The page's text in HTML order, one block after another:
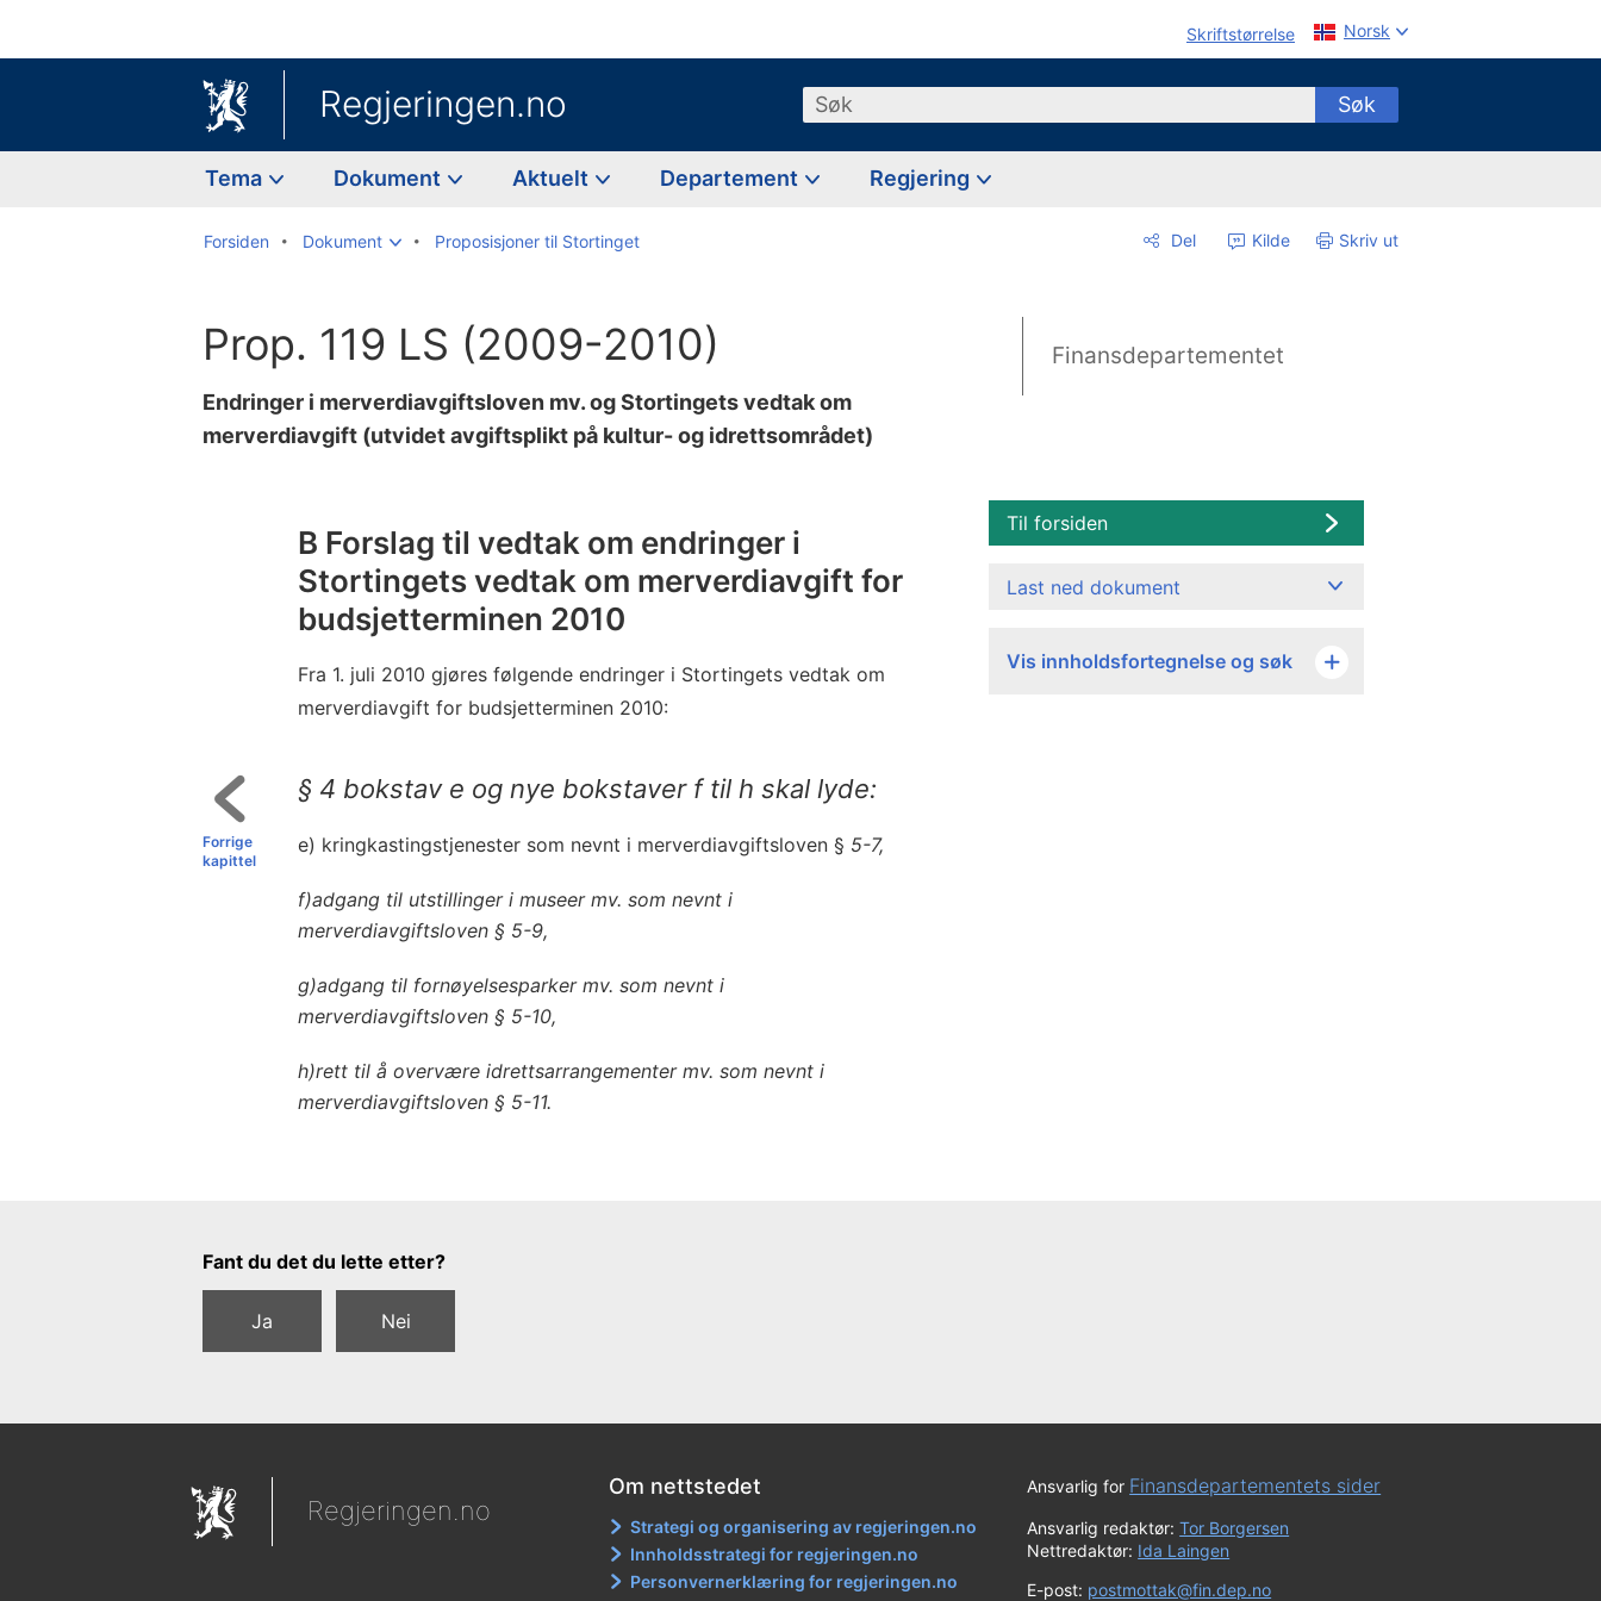
Skriftstørrelse Norsk
Regjeringen.no Søk Søk
Tema Dokument Aktuelt Departement Regjering
Forsiden Dokument Proposisjoner til Stortinget Del Kilde Skriv ut
Prop. 119 LS (2009-2010)
Endringer i merverdiavgiftsloven mv. og Stortingets vedtak om
merverdiavgift (utvidet avgiftsplikt på kultur- og idrettsområdet)
Finansdepartementet
B Forslag til vedtak om endringer i
Stortingets vedtak om merverdiavgift for
budsjetterminen 2010
Fra 1. juli 2010 gjøres følgende endringer i Stortingets vedtak om
merverdiavgift for budsjetterminen 2010:
§ 4 bokstav e og nye bokstaver f til h skal lyde:
e) kringkastingstjenester som nevnt i merverdiavgiftsloven § 5-7,
f)adgang til utstillinger i museer mv. som nevnt i
merverdiavgiftsloven § 5-9,
g)adgang til fornøyelsesparker mv. som nevnt i
merverdiavgiftsloven § 5-10,
h)rett til å overvære idrettsarrangementer mv. som nevnt i
merverdiavgiftsloven § 5-11.
Forrige
kapittel
Til forsiden
Last ned dokument
Vis innholdsfortegnelse og søk
Tilbakemeldingsskjema
Fant du det du lette etter?
Ja Nei
Regjeringen.no
Om nettstedet
Strategi og organisering av regjeringen.no
Innholdsstrategi for regjeringen.no
Personvernerklæring for regjeringen.no
Ansvarlig for Finansdepartementets sider
Ansvarlig redaktør:Tor Borgersen
Nettredaktør: Ida Laingen
E-post: postmottak@fin.dep.no